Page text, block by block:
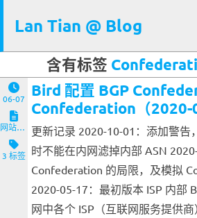
Lan Tian @ Blog
含有标签
06-07
网站与服务端
3 标签
Bird 配置 BGP
Confederation（2020-
更新记录 2020-10-01：添加警告
时不能在内网滤掉内部 ASN
Confederation 的局限，及模拟
2020-05-17：最初版本 ISP 内部
网中各个 ISP（互联网服务提供